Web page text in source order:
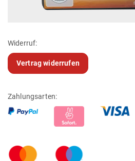
Widerruf:
Vertrag widerrufen
Zahlungsarten: